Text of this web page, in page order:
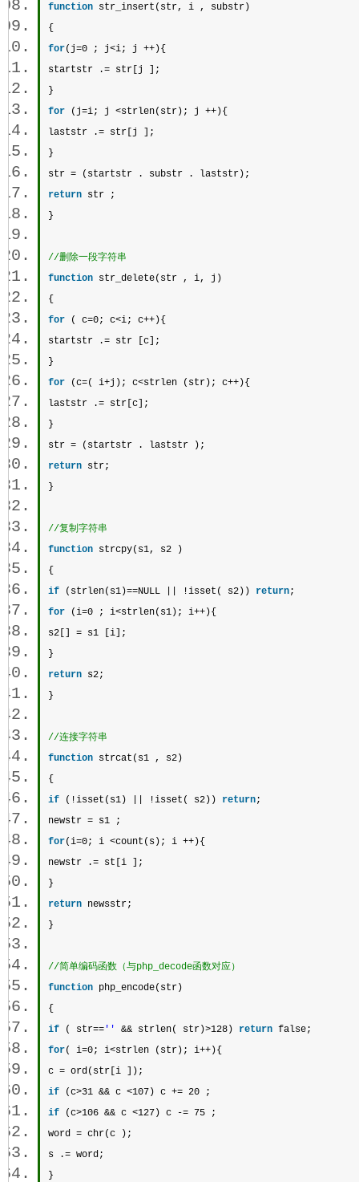
function str_insert(str, i , substr )
{
for(j=0 ; j<i; j ++){
startstr .= str[j ];
}
for (j=i; j <strlen(str); j ++){
laststr .= str[j ];
}
str = (startstr . substr . laststr);
return str ;
}
//删除一段字符串
function str_delete(str , i, j)
{
for ( c=0; c<i; c++){
startstr .= str [c];
}
for (c=( i+j); c<strlen (str); c++){
laststr .= str[c];
}
str = (startstr . laststr );
return str;
}
//复制字符串
function strcpy(s1, s2 )
{
if ( strlen(s1)==NULL || !isset( s2)) return;
for (i=0 ; i<strlen(s1); i++){
s2[] = s1 [i];
}
return s2;
}
//连接字符串
function strcat(s1 , s2)
{
if (!isset(s1) || !isset( s2)) return;
newstr = s1 ;
for(i=0; i <count (s); i ++){
newstr .= st[i ];
}
return newsstr;
}
//简单编码函数（与php_decode函数对应）
function php_encode(str)
{
if ( str== '' && strlen( str)>128) return false;
for( i=0; i<strlen (str); i++){
c = ord(str[i ]);
if (c>31 && c <107) c += 20 ;
if (c>106 && c <127) c -= 75 ;
word = chr(c );
s .= word;
}